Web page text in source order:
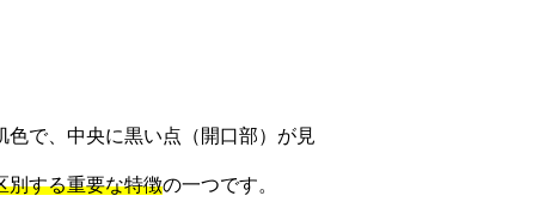
で、中央に黒い点（開口部）が見
別する重要な特徴の一つです。